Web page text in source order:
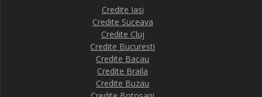
Credite Iasi
Credite Suceava
Credite Cluj
Credite Bucuresti
Credite Bacau
Credite Braila
Credite Buzau